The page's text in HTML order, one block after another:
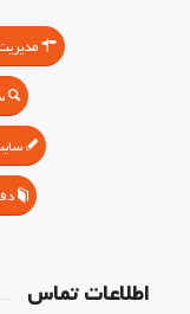
اطلاعات تماس